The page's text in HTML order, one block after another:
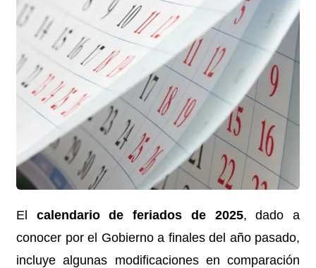
El calendario de feriados de 2025, dado a
conocer por el Gobierno a finales del año pasado,
incluye algunas modificaciones en comparación